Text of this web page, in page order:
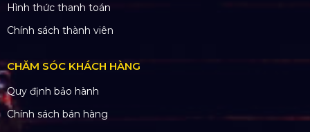
Hình thức thanh toán
Chính sách thành viên
CHĂM SÓC KHÁCH HÀNG
Quy định bảo hành
Chính sách bán hàng